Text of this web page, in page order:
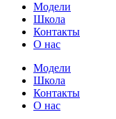
Модели
Школа
Контакты
О нас
Модели
Школа
Контакты
О нас